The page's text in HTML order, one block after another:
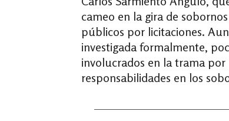
cameo en la gira de
públicos por licitaciones.
investigada formalmente,
involucrados en la trama por
responsabilidades en los